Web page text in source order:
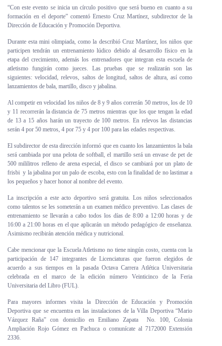
“Con este evento se inicia un círculo positivo que será bueno en cuanto a su
formación en el deporte” comentó Ernesto Cruz Martínez, subdirector de la
Dirección de Educación y Promoción Deportiva.
Durante esta mini olimpiada, como la describió Cruz Martínez, los niños que
participen tendrán un entrenamiento lúdico debido al desarrollo físico en la
etapa del crecimiento, además los entrenadores que integran esta escuela de
atletismo fungirán como jueces. Las pruebas que se realizarán son las
siguientes: velocidad, relevos, saltos de longitud, saltos de altura, así como
lanzamientos de bala, martillo, disco y jabalina.
Al competir en velocidad los niños de 8 y 9 años correrán 50 metros, los de 10
y 11 recorrerán la distancia de 75 metros mientras que los que tengan la edad
de 13 a 15 años harán un trayecto de 100 metros. En relevos las distancias
serán 4 por 50 metros, 4 por 75 y 4 por 100 para las edades respectivas.
El subdirector de esta dirección informó que en cuanto los lanzamientos la bala
será cambiada por una pelota de softball, el martillo será un envase de pet de
500 mililitros relleno de arena especial, el disco se cambiará por un plato de
frisbi y la jabalina por un palo de escoba, esto con la finalidad de no lastimar a
los pequeños y hacer honor al nombre del evento.
La inscripción a este acto deportivo será gratuita. Los niños seleccionados
como talentos se les someterán a un examen médico preventivo. Las clases de
entrenamiento se llevarán a cabo todos los días de 8:00 a 12:00 horas y de
16:00 a 21:00 horas en el que aplicarán un método pedagógico de enseñanza.
Asimismo recibirán atención médica y nutricional.
Cabe mencionar que la Escuela Atletismo no tiene ningún costo, cuenta con la
participación de 147 integrantes de Licenciaturas que fueron elegidos de
acuerdo a sus tiempos en la pasada Octava Carrera Atlética Universitaria
celebrada en el marco de la edición número Veinticinco de la Feria
Universitaria del Libro (FUL).
Para mayores informes visita la Dirección de Educación y Promoción
Deportiva que se encuentra en las instalaciones de la Villa Deportiva “Mario
Vázquez Raña” con domicilio en Emiliano Zapata No. 100, Colonia
Ampliación Rojo Gómez en Pachuca o comunícate al 7172000 Extensión
2336.